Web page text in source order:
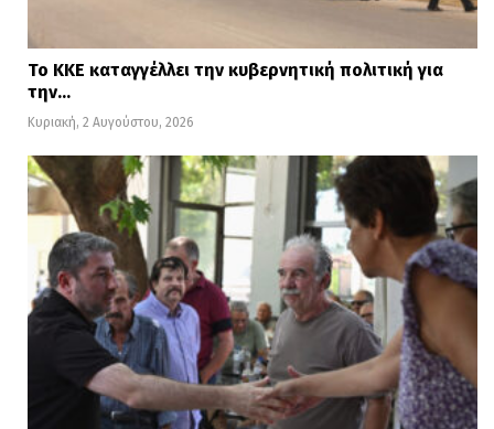
Το ΚΚΕ καταγγέλλει την κυβερνητική πολιτική για
την…
Κυριακή, 2 Αυγούστου, 2026